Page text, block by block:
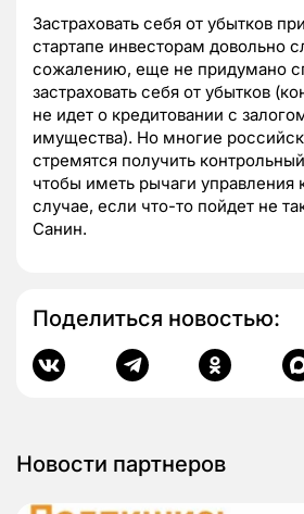
Застраховать себя от убытков
стартапе инвесторам довольно
сожалению, еще не придумано
застраховать себя от убытков
не идет о кредитовании с
имущества). Но многие
стремятся получить
чтобы иметь рычаги управления
случае, если что-то пойдет не
Санин.
Поделиться новостью:
Новости партнеров